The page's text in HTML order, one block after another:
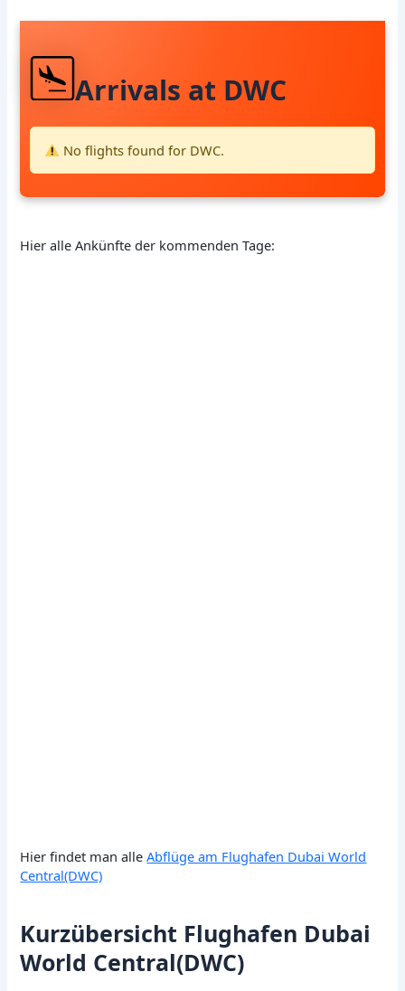
Arrivals at DWC
No flights found for DWC.
Hier alle Ankünfte der kommenden Tage:
Hier findet man alleAbflüge am Flughafen Dubai World
Central(DWC)
Kurzübersicht Flughafen Dubai
World Central(DWC)